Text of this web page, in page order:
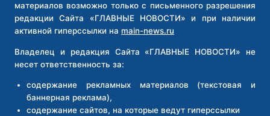
материалов возможно только с письменного разрешения
редакции Сайта «ГЛАВНЫЕ НОВОСТИ» и при наличии
активной гиперссылки на main-news.ru
Владелец и редакция Сайта «ГЛАВНЫЕ НОВОСТИ» не
несет ответственность за:
содержание рекламных материалов (текстовая и
баннерная реклама),
содержание сайтов, на которые ведут гиперссылки